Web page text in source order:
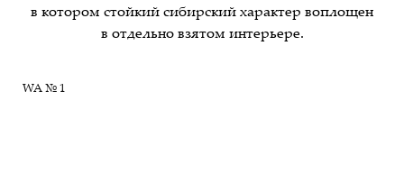
в котором стойкий сибирский характер воплощен
в отдельно взятом интерьере.
WA № 1